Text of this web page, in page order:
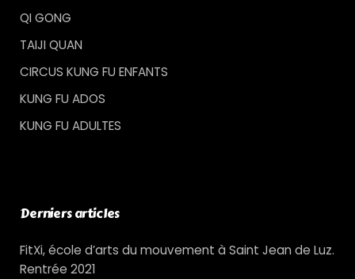
QI GONG
TAIJI QUAN
CIRCUS KUNG FU ENFANTS
KUNG FU ADOS
KUNG FU ADULTES
Derniers articles
FitXi, école d’arts du mouvement à Saint Jean de Luz.
Rentrée 2021